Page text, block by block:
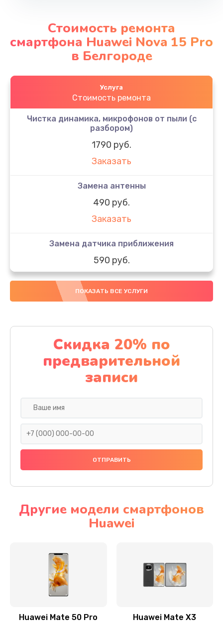
Стоимость ремонта
смартфона Huawei Nova 15 Pro
в Белгороде
Услуга
Стоимость ремонта
Чистка динамика, микрофонов от пыли (с
разбором)
1790 руб.
Заказать
Замена антенны
490 руб.
Заказать
Замена датчика приближения
590 руб.
Заказать
Замена стекла
Обновление ПО
890 руб.
290 руб.
Заказать
Заказать
Замена микрофона
ПОКАЗАТЬ ВСЕ УСЛУГИ
Скидка 20% по
предварительной
записи
Другие модели смартфонов
Huawei
Huawei Mate 50 Pro Huawei Mate X3